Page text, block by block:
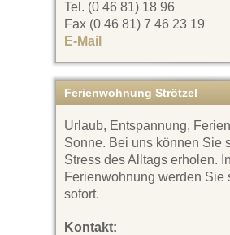
Tel. (0 46 81) 18 96
Fax (0 46 81) 7 46 23 19
E-Mail
Ferienwohnung Strötzel
Urlaub, Entspannung,
Sonne. Bei uns können Sie
Stress des Alltags erholen.
Ferienwohnung werden
sofort.
Kontakt: